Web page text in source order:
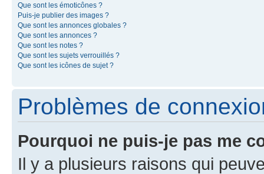
Que sont les émoticônes ?
Puis-je publier des images ?
Que sont les annonces globales ?
Que sont les annonces ?
Que sont les notes ?
Que sont les sujets verrouillés ?
Que sont les icônes de sujet ?
Problèmes de
Pourquoi ne puis-je pas me
Il y a plusieurs raisons qui